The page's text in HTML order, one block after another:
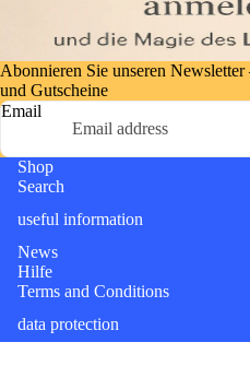
Abonnieren Sie unseren
und Gutscheine
Email
Shop
Search
useful information
News
Hilfe
Terms and Conditions
data protection